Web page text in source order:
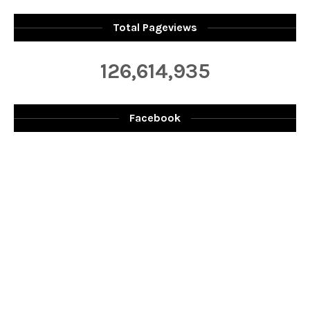
Total Pageviews
126,614,935
Facebook